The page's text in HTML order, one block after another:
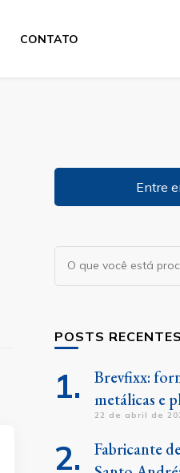
CONTATO
Entre
Procurando
algo?
POSTS RECENTES
Brevfixx:
metálicas e
22 de abril de
Fabricante